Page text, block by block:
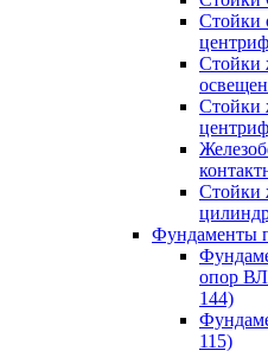
Стойки
Стойки
Стойки
Стойки
Фундаменты
опор ВЛ
144)
115)